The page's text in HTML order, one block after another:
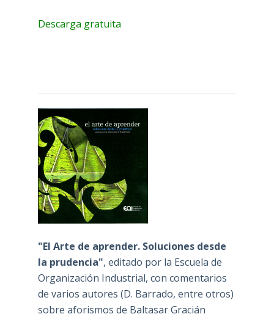
Descarga gratuita
"El Arte de aprender. Soluciones desde
la prudencia", editado por la Escuela de
Organización Industrial, con comentarios
de varios autores (D. Barrado, entre otros)
sobre aforismos de Baltasar Gracián